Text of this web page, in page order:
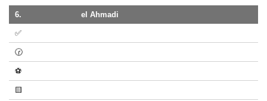
6. el Ahmadi
✅
🕝
⚽
🟨